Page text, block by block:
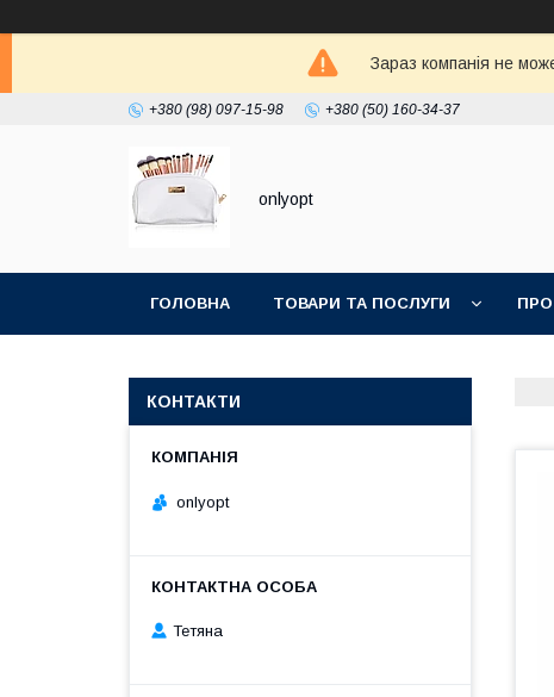
Зараз компанія не
+380 (98) 097-15-98 +380 (50) 160-34-37
onlyopt
ГОЛОВНА ТОВАРИ ТА ПОСЛУГИ
КОНТАКТИ
onlyopt
Тетяна